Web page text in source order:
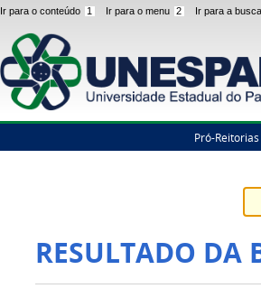
Ir para o conteúdo 1 Ir para o menu 2 Ir para a busca
Pró-Reitorias
RESULTADO DA